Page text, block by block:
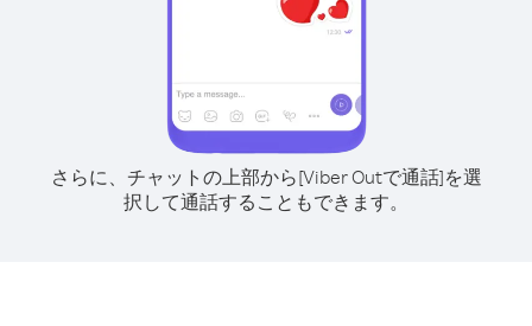
さらに、チャットの上部から[Viber Outで通話]を選
択して通話することもできます。